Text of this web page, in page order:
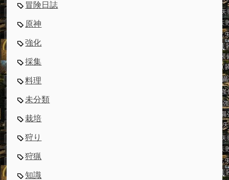
冒険日誌
原神
強化
採集
料理
未分類
栽培
狩り
狩猟
知識